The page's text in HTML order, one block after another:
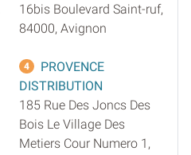
16bis Boulevard Saint-ruf,
84000, Avignon
4
PROVENCE
DISTRIBUTION
185 Rue Des Joncs Des
Bois Le Village Des
Metiers Cour Numero 1,